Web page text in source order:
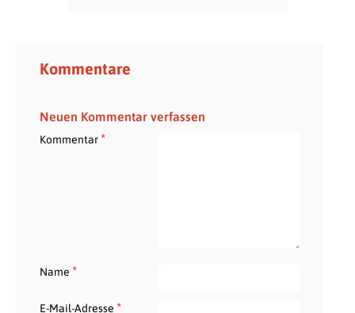
Kommentare
Neuen Kommentar verfassen
Kommentar*
Name *
E-Mail-Adresse *